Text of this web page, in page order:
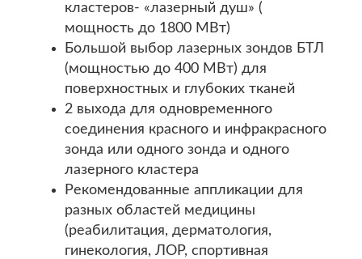
кластеров- «лазерный душ» (
мощность до 1800 МВт)
Большой выбор лазерных зондов БТЛ
(мощностью до 400 МВт) для
поверхностных и глубоких тканей
2 выхода для одновременного
соединения красного и инфракрасного
зонда или одного зонда и одного
лазерного кластера
Рекомендованные аппликации для
разных областей медицины
(реабилитация, дерматология,
гинекология, ЛОР, спортивная